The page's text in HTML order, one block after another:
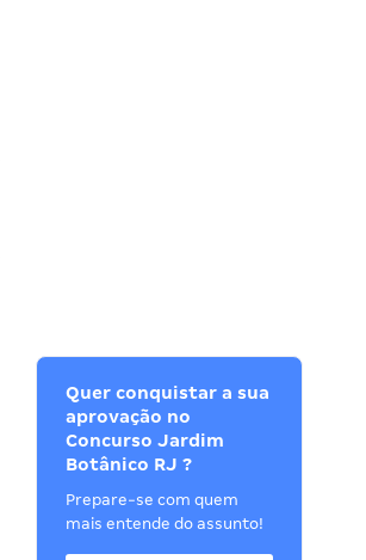
Quer conquistar a sua
aprovação no
Concurso Jardim
Botânico RJ ?
Prepare-se com quem
mais entende do assunto!